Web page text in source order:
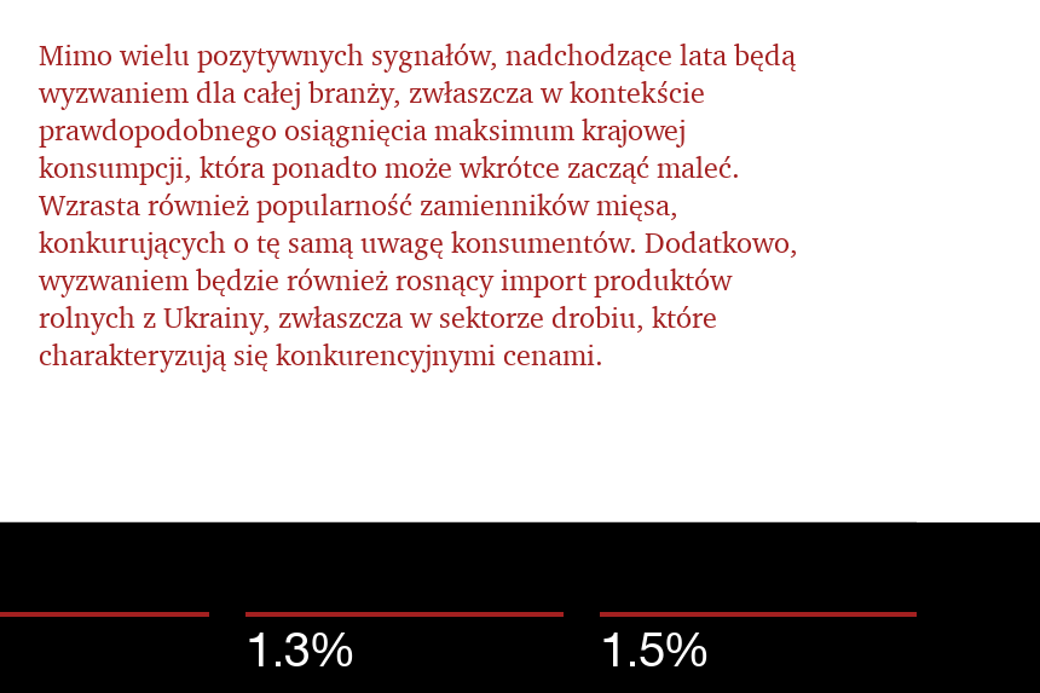
Mimo wielu pozytywnych sygnałów, nadchodzące lata będą
wyzwaniem dla całej branży, zwłaszcza w kontekście
prawdopodobnego osiągnięcia maksimum krajowej
konsumpcji, która ponadto może wkrótce zacząć maleć.
Wzrasta również popularność zamienników mięsa,
konkurujących o tę samą uwagę konsumentów. Dodatkowo,
wyzwaniem będzie również rosnący import produktów
rolnych z Ukrainy, zwłaszcza w sektorze drobiu, które
charakteryzują się konkurencyjnymi cenami.
1.3% 1.5%